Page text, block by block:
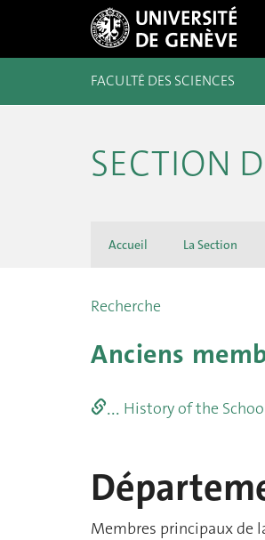
FACULTÉ DES SCIENCES
SECTION
Accueil La Section
Recherche
Anciens
History of the
Membres principaux de